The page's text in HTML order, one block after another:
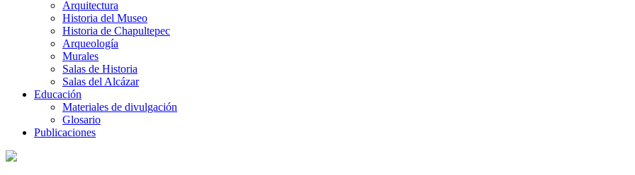
Arquitectura
Historia del Museo
Historia de Chapultepec
Arqueología
Murales
Salas de Historia
Salas del Alcázar
Educación
Materiales de divulgación
Glosario
Publicaciones